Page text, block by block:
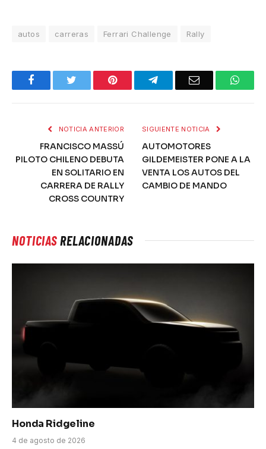
autos carreras Ferrari Challenge Rally
Facebook Pinterest TelegramEmail
NOTICIA ANTERIOR
FRANCISCO MASSÚ
PILOTO CHILENO DEBUTA
EN SOLITARIO EN
CARRERA DE RALLY
CROSS COUNTRY
SIGUIENTE NOTICIA
AUTOMOTORES
GILDEMEISTER PONE A LA
VENTA LOS AUTOS DEL
CAMBIO DE MANDO
NOTICIASRELACIONADAS
Honda Ridgeline
4 de agosto de 2026